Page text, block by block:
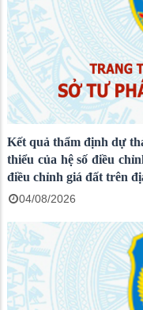
Kết quả thẩm định dự
thiểu của hệ số điều
điều chỉnh giá đất trên
04/08/2026